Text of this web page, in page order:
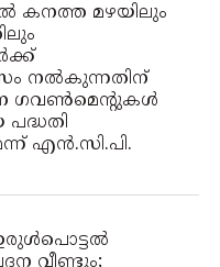
കനത്ത മഴയിലും
നൽകുന്നതിന്
ഗവൺമെൻ്റുകൾ
എൻ.സി.പി.
ഉരുൾപൊട്ടൽ
വീണ്ടും;